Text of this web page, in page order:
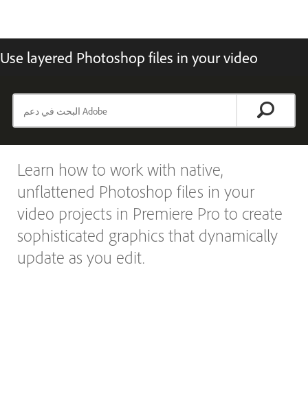
Use layered Photoshop files in your video
Learn how to work with native,
unflattened Photoshop files in your
video projects in Premiere Pro to create
sophisticated graphics that dynamically
update as you edit.